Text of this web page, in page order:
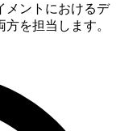
メントにおけるデ
を担当します。